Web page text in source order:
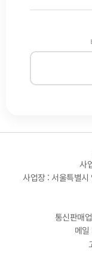
사
사업장 : 서울특별
통신판매
메